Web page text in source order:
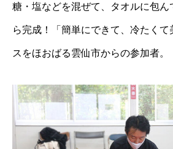
糖・塩などを混ぜて、タオルに包ん
ら完成！「簡単にできて、冷たくて
スをほおばる雲仙市からの参加者。